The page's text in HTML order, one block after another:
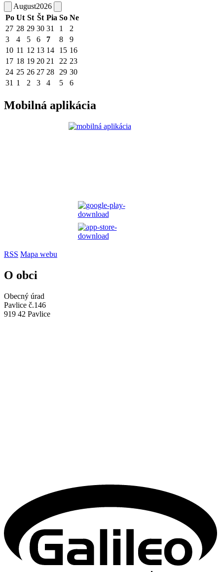
August2026
Po Ut St Št Pia So Ne
27 28 29 30 31 1
2
3
4 5 6 7 8
9
10 11 12 13 14 15 16
17 18 19 20 21 22 23
24 25 26 27 28 29 30
31 1 2 3 4 5 6
Mobilná aplikácia
RSS Mapa webu
O obci
Obecný úrad
Pavlice č.146
919 42 Pavlice